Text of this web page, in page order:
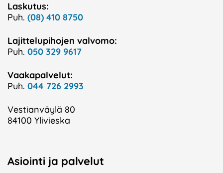
Laskutus:
Puh. (08) 410 8750
Lajittelupihojen valvomo:
Puh. 050 329 9617
Vaakapalvelut:
Puh. 044 726 2993
Vestianväylä 80
84100 Ylivieska
Asiointi ja palvelut